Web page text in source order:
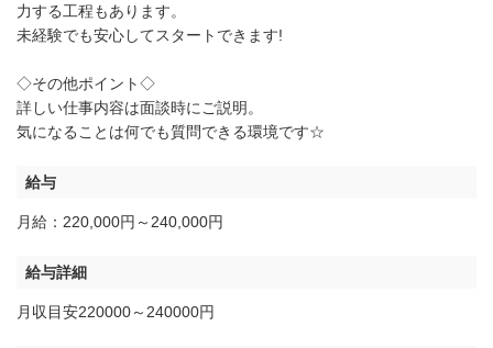
力する工程もあります。
未経験でも安心してスタートできます!
◇その他ポイント◇
詳しい仕事内容は面談時にご説明。
気になることは何でも質問できる環境です☆
給与
月給：220,000円～240,000円
給与詳細
月収目安220000～240000円